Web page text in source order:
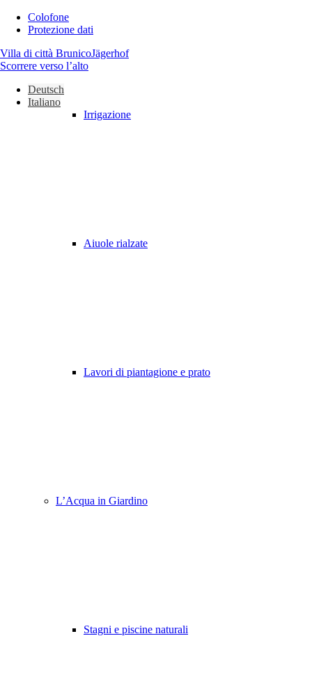
Irrigazione
Aiuole rialzate
Lavori di piantagione e prato
L’Acqua in Giardino
Stagni e piscine naturali
Colofone
Protezione dati
Villa di città BrunicoJägerhof
Scorrere verso l’alto
Deutsch
Italiano